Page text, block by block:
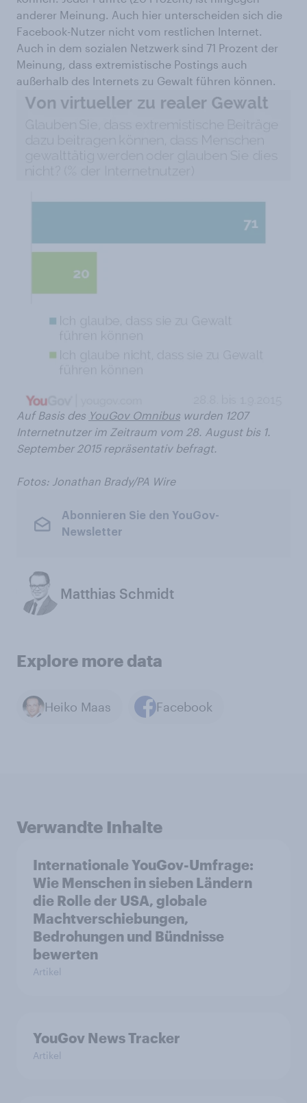
anderer Meinung. Auch hier unterscheiden sich die
Facebook-Nutzer nicht vom restlichen Internet.
Auch in dem sozialen Netzwerk sind 71 Prozent der
Meinung, dass extremistische Postings auch
außerhalb des Internets zu Gewalt führen können.
Auf Basis des YouGov Omnibus wurden 1207
Internetnutzer im Zeitraum vom 28. August bis 1.
September 2015 repräsentativ befragt.
Fotos: Jonathan Brady/PA Wire
Abonnieren Sie den YouGov-
Newsletter
Matthias Schmidt
Explore more data
Heiko Maas Facebook
Verwandte Inhalte
Internationale YouGov-Umfrage:
Wie Menschen in sieben Ländern
die Rolle der USA, globale
Machtverschiebungen,
Bedrohungen und Bündnisse
bewerten
Artikel
YouGov News Tracker
Artikel